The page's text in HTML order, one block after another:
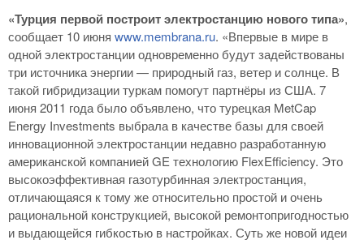
«Турция первой построит электростанцию нового типа»,
сообщает 10 июня www.membrana.ru. «Впервые в мире в
одной электростанции одновременно будут задействованы
три источника энергии — природный газ, ветер и солнце. В
такой гибридизации туркам помогут партнёры из США. 7
июня 2011 года было объявлено, что турецкая MetCap
Energy Investments выбрала в качестве базы для своей
инновационной электростанции недавно разработанную
американской компанией GE технологию FlexEfficiency. Это
высокоэффективная газотурбинная электростанция,
отличающаяся к тому же относительно простой и очень
рациональной конструкцией, высокой ремонтопригодностью
и выдающейся гибкостью в настройках. Суть же новой идеи